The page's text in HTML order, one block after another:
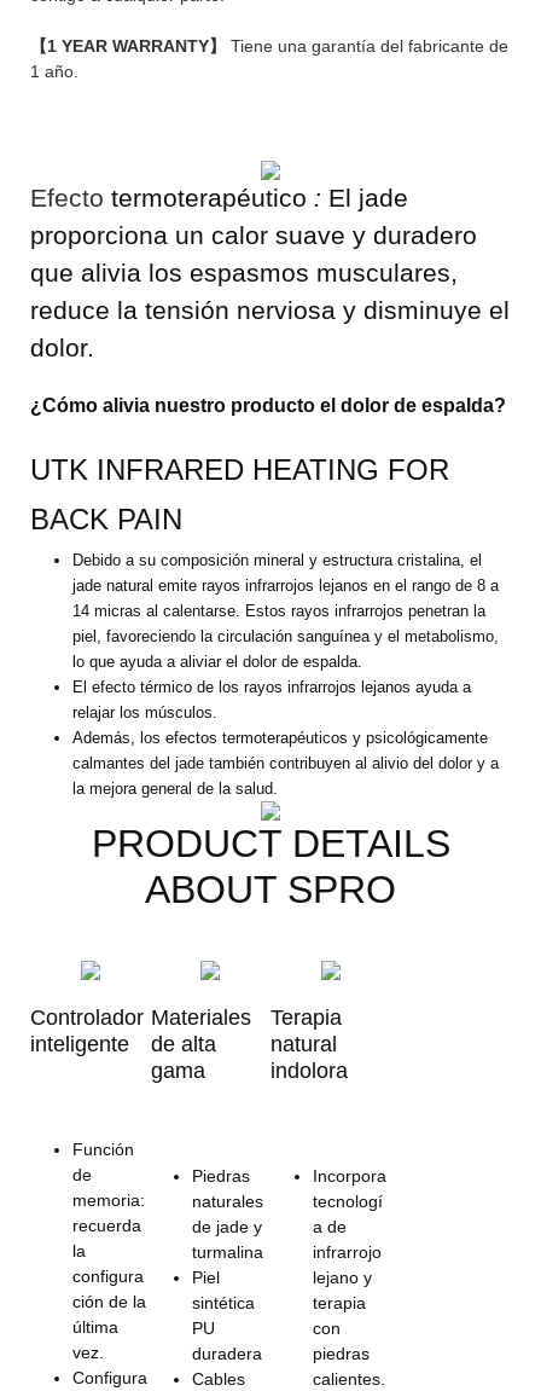
【1 YEAR WARRANTY】
Tiene una garantía del fabricante de
1 año.
Efecto termoterapéutico : El jade
proporciona un calor suave y duradero
que alivia los espasmos musculares,
reduce la tensión nerviosa y disminuye el
dolor.
¿Cómo alivia nuestro producto el dolor de espalda?
UTK INFRARED HEATING FOR
BACK PAIN
Debido a su composición mineral y estructura cristalina, el
jade natural emite rayos infrarrojos lejanos en el rango de 8 a
14 micras al calentarse. Estos rayos infrarrojos penetran la
piel, favoreciendo la circulación sanguínea y el metabolismo,
lo que ayuda a aliviar el dolor de espalda.
El efecto térmico de los rayos infrarrojos lejanos ayuda a
relajar los músculos.
Además, los efectos termoterapéuticos y psicológicamente
calmantes del jade también contribuyen al alivio del dolor y a
la mejora general de la salud.
PRODUCT DETAILS
ABOUT SPRO
Controlador
inteligente
Función
de
memoria:
recuerda
la
configura
ción de la
última
vez.
Configura
Materiales
de alta
gama
Piedras
naturales
de jade y
turmalina
Piel
sintética
PU
duradera
Cables
Terapia
natural
indolora
Incorpora
tecnologí
a de
infrarrojo
lejano y
terapia
con
piedras
calientes.